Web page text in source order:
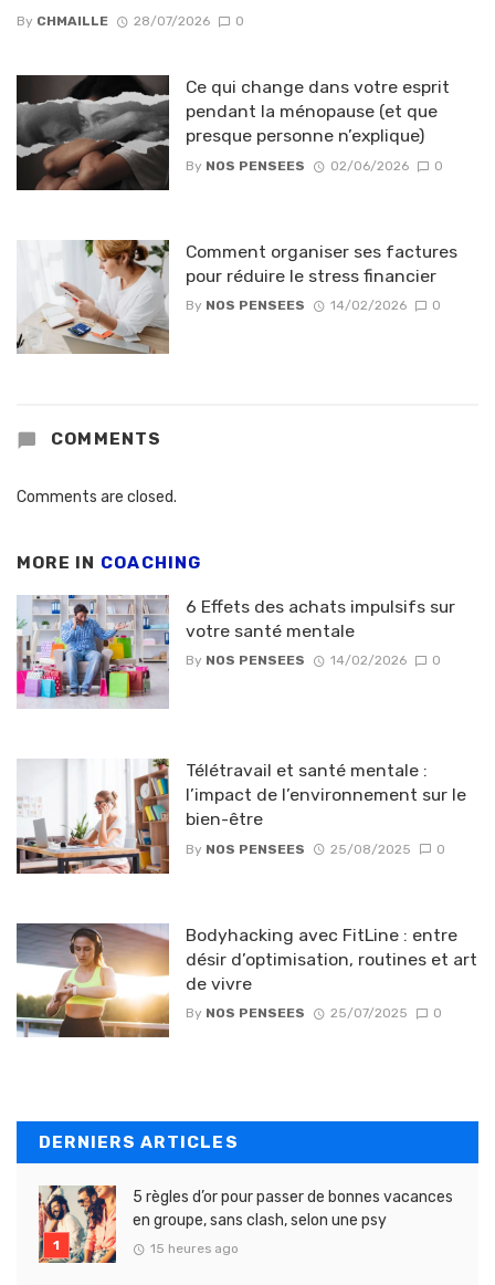
By CHMAILLE 28/07/2026 0
Ce qui change dans votre esprit
pendant la ménopause (et que
presque personne n’explique)
By NOS PENSEES 02/06/2026 0
Comment organiser ses factures
pour réduire le stress financier
By NOS PENSEES 14/02/2026 0
COMMENTS
Comments are closed.
MORE IN COACHING
6 Effets des achats impulsifs sur
votre santé mentale
By NOS PENSEES 14/02/2026 0
Télétravail et santé mentale :
l’impact de l’environnement sur le
bien-être
By NOS PENSEES 25/08/2025 0
Bodyhacking avec FitLine : entre
désir d’optimisation, routines et art
de vivre
By NOS PENSEES 25/07/2025 0
DERNIERS ARTICLES
5 règles d’or pour passer de bonnes vacances
en groupe, sans clash, selon une psy
15 heures ago